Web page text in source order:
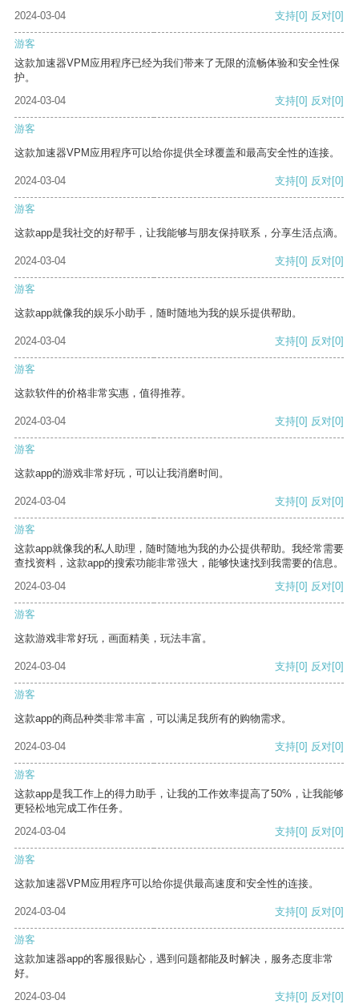
2024-03-04
支持[0] 反对[0]
游客
这款加速器VPM应用程序已经为我们带来了无限的流畅体验和安全性保
护。
2024-03-04
支持[0] 反对[0]
游客
这款加速器VPM应用程序可以给你提供全球覆盖和最高安全性的连接。
2024-03-04 支持[0] 反对[0]
游客
这款app是我社交的好帮手，让我能够与朋友保持联系，分享生活点滴。
2024-03-04 支持[0] 反对[0]
游客
这款app就像我的娱乐小助手，随时随地为我的娱乐提供帮助。
2024-03-04 支持[0] 反对[0]
游客
这款软件的价格非常实惠，值得推荐。
2024-03-04 支持[0] 反对[0]
游客
这款app的游戏非常好玩，可以让我消磨时间。
2024-03-04 支持[0] 反对[0]
游客
这款app就像我的私人助理，随时随地为我的办公提供帮助。我经常需要
查找资料，这款app的搜索功能非常强大，能够快速找到我需要的信息。
2024-03-04
支持[0] 反对[0]
游客
这款游戏非常好玩，画面精美，玩法丰富。
2024-03-04 支持[0] 反对[0]
游客
这款app的商品种类非常丰富，可以满足我所有的购物需求。
2024-03-04 支持[0] 反对[0]
游客
这款app是我工作上的得力助手，让我的工作效率提高了50%，让我能够
更轻松地完成工作任务。
2024-03-04
支持[0] 反对[0]
游客
这款加速器VPM应用程序可以给你提供最高速度和安全性的连接。
2024-03-04 支持[0] 反对[0]
游客
这款加速器app的客服很贴心，遇到问题都能及时解决，服务态度非常
好。
2024-03-04
支持[0] 反对[0]